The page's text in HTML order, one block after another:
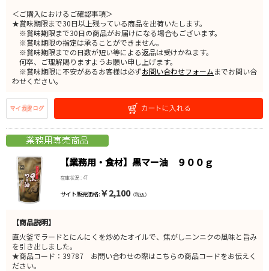
＜ご購入におけるご確認事項＞
★賞味期限まで30日以上残っている商品を出荷いたします。
※賞味期限まで30日の商品がお届けになる場合もございます。
※賞味期限の指定は承ることができません。
※賞味期限までの日数が短い等による返品は受けかねます。
何卒、ご理解賜りますようお願い申し上げます。
※賞味期限に不安があるお客様は必ずお問い合わせフォームまでお問い合
わせください。
【業務用・食材】黒マー油 ９００ｇ
在庫状況 : 47
サイト販売価格 : ￥2,100（税込）
【商品説明】
直火釜でラードとにんにくを炒めたオイルで、焦がしニンニクの風味と旨み
を引き出しました。
★商品コード：39787 お問い合わせの際はこちらの商品コードをお伝えく
ださい。